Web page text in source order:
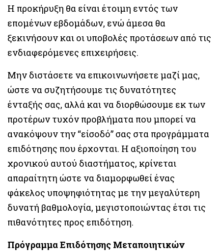
Η προκήρυξη θα είναι έτοιμη εντός των
επομένων εβδομάδων, ενώ άμεσα θα
ξεκινήσουν και οι υποβολές προτάσεων από τις
ενδιαφερόμενες επιχειρήσεις.
Μην διστάσετε να επικοινωνήσετε μαζί μας,
ώστε να συζητήσουμε τις δυνατότητες
ένταξής σας, αλλά και να διορθώσουμε εκ των
προτέρων τυχόν προβλήματα που μπορεί να
ανακόψουν την “είσοδό” σας στα προγράμματα
επιδότησης που έρχονται. Η αξιοποίηση του
χρονικού αυτού διαστήματος, κρίνεται
απαραίτητη ώστε να διαμορφωθεί ένας
φάκελος υποψηφιότητας με την μεγαλύτερη
δυνατή βαθμολογία, μεγιστοποιώντας έτσι τις
πιθανότητες προς επιδότηση.
Πρόγραμμα Επιδότησης Μεταποιητικών